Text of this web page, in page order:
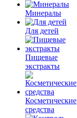
Минералы
Для детей
Пищевые
экстракты
Косметические
средства